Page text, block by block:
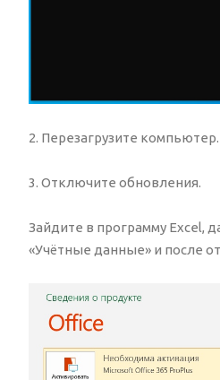
2. Перезагрузите компьютер.
3. Отключите обновления.
Зайдите в программу Exсel,
«Учётные данные» и после